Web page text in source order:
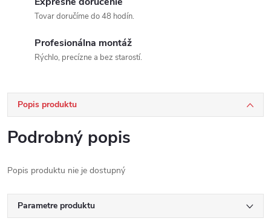
Tovar doručíme do 48 hodín.
Profesionálna montáž
Rýchlo, precízne a bez starostí.
Popis produktu
Podrobný popis
Popis produktu nie je dostupný
Parametre produktu